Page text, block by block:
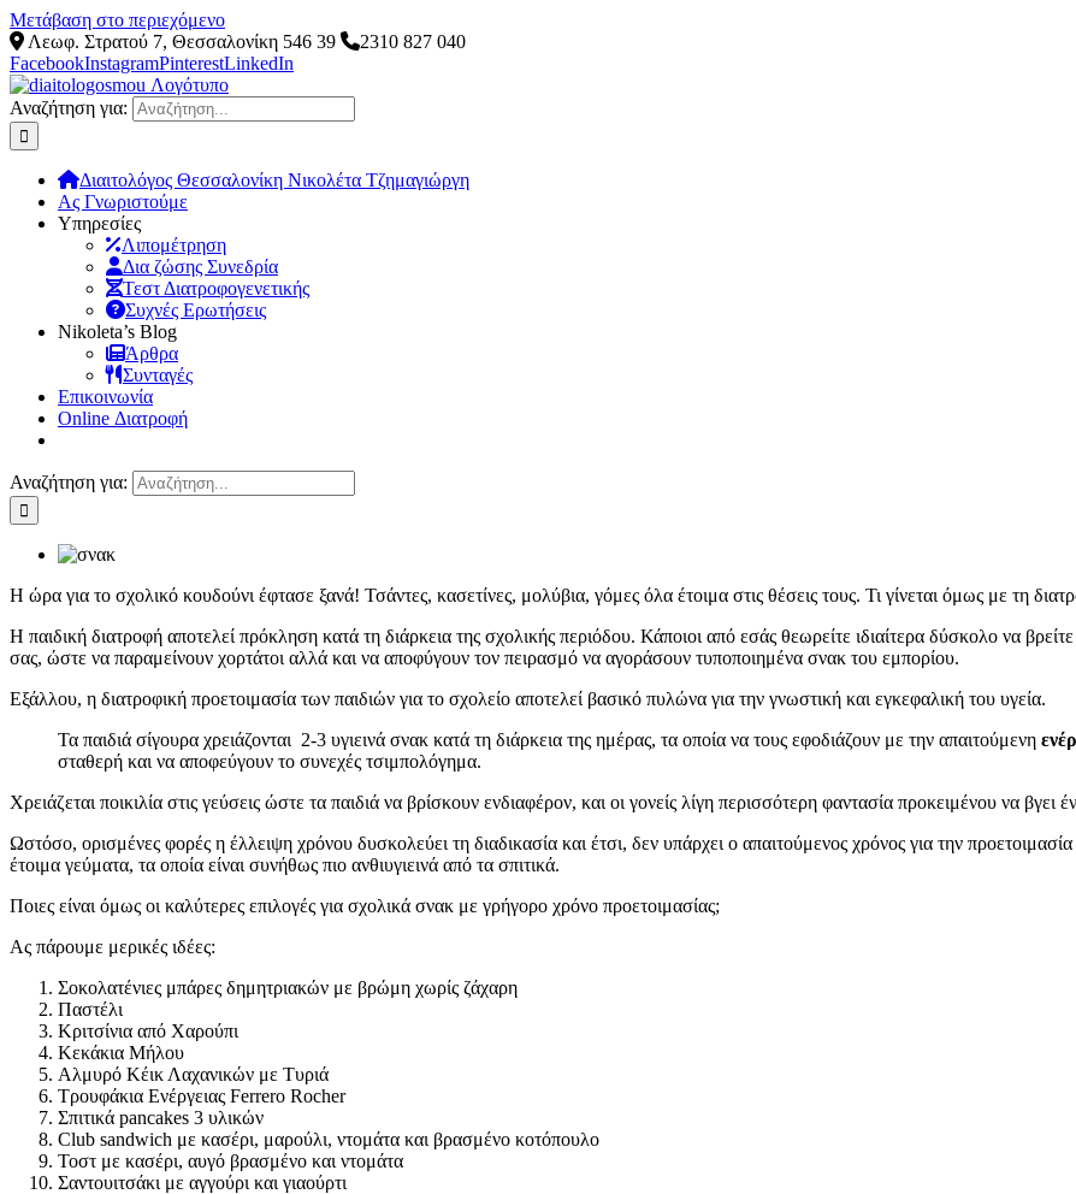
Μετάβαση στο περιεχόμενο
Λεωφ. Στρατού 7, Θεσσαλονίκη 546 39
2310 827 040
FacebookInstagramPinterestLinkedIn
Αναζήτηση για:
Διαιτολόγος Θεσσαλονίκη Νικολέτα Τζημαγιώργη
Ας Γνωριστούμε
Υπηρεσίες
Λιπομέτρηση
Δια ζώσης Συνεδρία
Τεστ Διατροφογενετικής
Συχνές Ερωτήσεις
Νikoleta’s Blog
Άρθρα
Συνταγές
Επικοινωνία
Online Διατροφή
Αναζήτηση για:
Η ώρα για το σχολικό κουδούνι έφτασε ξανά! Τσάντες, κασετίνες, μολύβια, γόμες όλα έτοιμα στις θέσεις τους. Τι γίνεται όμως με τη
Η παιδική διατροφή αποτελεί πρόκληση κατά τη διάρκεια της σχολικής περιόδου. Κάποιοι από εσάς θεωρείτε ιδιαίτερα δύσκολο να βρείτε
σας, ώστε να παραμείνουν χορτάτοι αλλά και να αποφύγουν τον πειρασμό να αγοράσουν τυποποιημένα σνακ του εμπορίου.
Εξάλλου, η διατροφική προετοιμασία των παιδιών για το σχολείο αποτελεί βασικό πυλώνα για την γνωστική και εγκεφαλική του υγεία.
Τα παιδιά σίγουρα χρειάζονται 2-3 υγιεινά σνακ κατά τη διάρκεια της ημέρας, τα οποία να τους εφοδιάζουν με την απαιτούμενη
σταθερή και να αποφεύγουν το συνεχές τσιμπολόγημα.
Χρειάζεται ποικιλία στις γεύσεις ώστε τα παιδιά να βρίσκουν ενδιαφέρον, και οι γονείς λίγη περισσότερη φαντασία προκειμένου να βγει
Ωστόσο, ορισμένες φορές η έλλειψη χρόνου δυσκολεύει τη διαδικασία και έτσι, δεν υπάρχει ο απαιτούμενος χρόνος για την
έτοιμα γεύματα, τα οποία είναι συνήθως πιο ανθιυγιεινά από τα σπιτικά.
Ποιες είναι όμως οι καλύτερες επιλογές για σχολικά σνακ με γρήγορο χρόνο προετοιμασίας;
Ας πάρουμε μερικές ιδέες:
Σοκολατένιες μπάρες δημητριακών με βρώμη χωρίς ζάχαρη
Παστέλι
Κριτσίνια από Χαρούπι
Κεκάκια Μήλου
Αλμυρό Κέικ Λαχανικών με Τυριά
Τρουφάκια Ενέργειας Ferrero Rocher
Σπιτικά pancakes 3 υλικών
Club sandwich με κασέρι, μαρούλι, ντομάτα και βρασμένο κοτόπουλο
Τοστ με κασέρι, αυγό βρασμένο και ντομάτα
Σαντουιτσάκι με αγγούρι και γιαούρτι